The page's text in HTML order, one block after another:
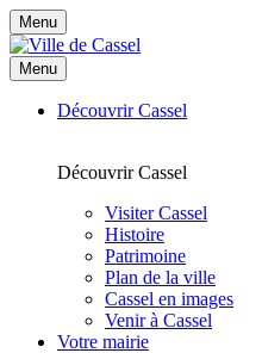
Menu
Menu
Découvrir Cassel
Découvrir Cassel
Visiter Cassel
Histoire
Patrimoine
Plan de la ville
Cassel en images
Venir à Cassel
Votre mairie